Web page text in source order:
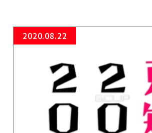
2020.08.22